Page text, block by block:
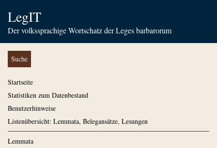
LegIT
Der volkssprachige Wortschatz der Leges barbarorum
Suche
Startseite
Statistiken zum Datenbestand
Benutzerhinweise
Listenübersicht: Lemmata, Belegansätze, Lesungen
Lemmata